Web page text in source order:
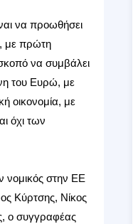
να προωθήσει
με πρώτη
να συμβάλει
του Ευρώ, με
οικονομία, με
όχι των
νομικός στην ΕΕ
Κύρτσης, Νίκος
ο συγγραφέας